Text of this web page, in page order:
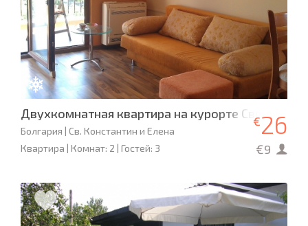
Двухкомнатная квартира на курорте Святых
Болгария | Св. Константин и Елена
Квартира | Комнат: 2 | Гостей: 3
€26
€9